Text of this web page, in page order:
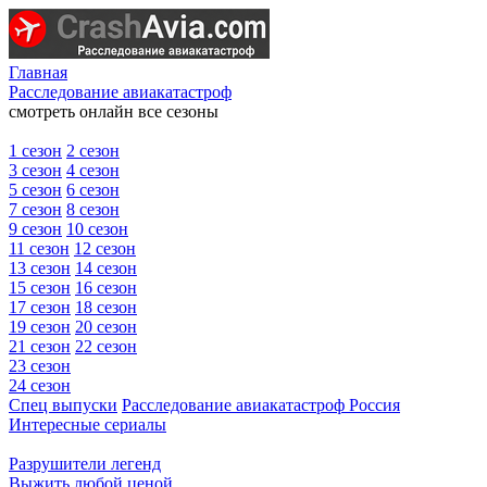
Главная
Расследование авиакатастроф
смотреть онлайн все сезоны
1 сезон 2 сезон
3 сезон 4 сезон
5 сезон 6 сезон
7 сезон 8 сезон
9 сезон 10 сезон
11 сезон 12 сезон
13 сезон 14 сезон
15 сезон 16 сезон
17 сезон 18 сезон
19 сезон 20 сезон
21 сезон 22 сезон
23 сезон
24 сезон
Спец выпуски Расследование авиакатастроф Россия
Интересные сериалы
Разрушители легенд
Выжить любой ценой